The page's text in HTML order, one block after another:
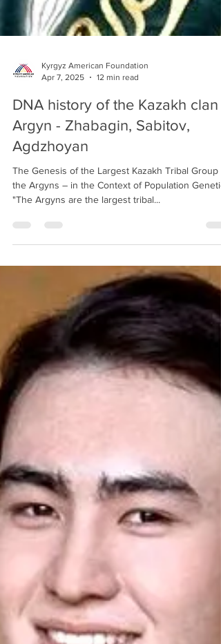
Apr 7, 2025
12 min read
DNA history of the Kazakh clan
Argyn - Zhabagin, Sabitov,
Agdzhoyan
The Genesis of the Largest Kazakh Tribal Group –
the Argyns – in the Context of Population
"The Argyns are the largest tribal...